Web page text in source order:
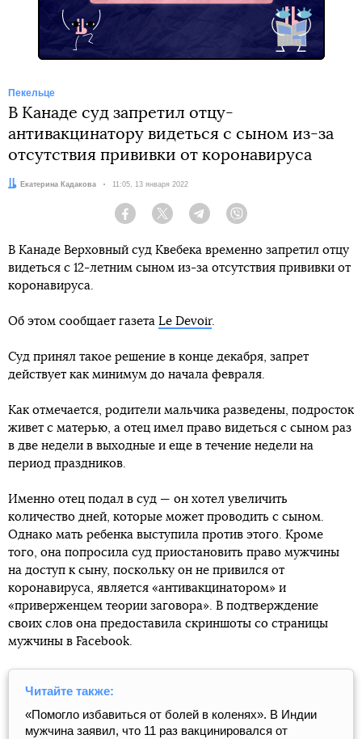
Пекельце
В Канаде суд запретил отцу-
антивакцинатору видеться с сыном из-за
отсутствия прививки от коронавируса
Автор:Екатерина Кадакова Дата:
11:05, 13 января 2022
Facebook Twitter Telegram
В Канаде Верховный суд Квебека временно запретил отцу
видеться с 12-летним сыном из-за отсутствия прививки от
коронавируса.
Об этом сообщает газета Le Devoir.
Суд принял такое решение в конце декабря, запрет
действует как минимум до начала февраля.
Как отмечается, родители мальчика разведены, подросток
живет с матерью, а отец имел право видеться с сыном раз
в две недели в выходные и еще в течение недели на
период праздников.
Именно отец подал в суд — он хотел увеличить
количество дней, которые может проводить с сыном.
Однако мать ребенка выступила против этого. Кроме
того, она попросила суд приостановить право мужчины
на доступ к сыну, поскольку он не привился от
коронавируса, является «антивакцинатором» и
«приверженцем теории заговора». В подтверждение
своих слов она предоставила скриншоты со страницы
мужчины в Facebook.
Читайте также:
«Помогло избавиться от болей в коленях». В Индии
мужчина заявил, что 11 раз вакцинировался от